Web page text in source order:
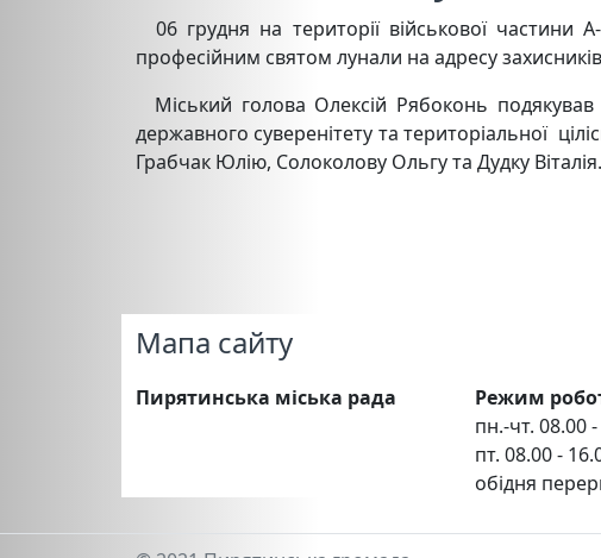
06 грудня на території військової
професійним святом лунали на адресу
Міський голова Олексій Рябоконь
державного суверенітету та територіальної
Грабчак Юлію, Солоколову Ольгу та Дудку Віталія.
Мапа сайту
Пирятинська міська рада
Режим
пн.-чт. 08.00
пт. 08.00 -
обідня